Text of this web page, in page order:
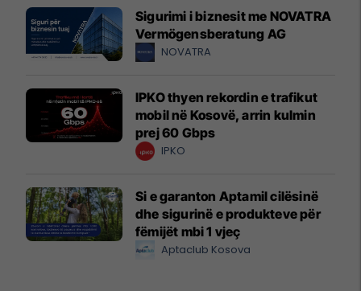
Sigurimi i biznesit me NOVATRA
Vermögensberatung AG
NOVATRA
IPKO thyen rekordin e trafikut
mobil në Kosovë, arrin kulmin
prej 60 Gbps
IPKO
Si e garanton Aptamil cilësinë
dhe sigurinë e produkteve për
fëmijët mbi 1 vjeç
Aptaclub Kosova